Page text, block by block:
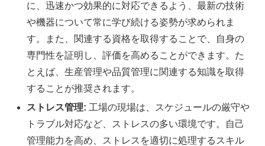
に、迅速かつ効果的に対応できるよう、最新の技術
や機器について常に学び続ける姿勢が求められま
す。また、関連する資格を取得することで、自身の
専門性を証明し、評価を高めることができます。た
とえば、生産管理や品質管理に関連する知識を取得
することが推奨されます。
ストレス管理: 工場の現場は、スケジュールの厳守や
トラブル対応など、ストレスの多い環境です。自己
管理能力を高め、ストレスを適切に処理するスキル